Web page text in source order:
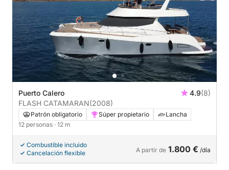
Puerto Calero 4.9(8)
FLASH CATAMARAN(2008)
Patrón obligatorio Súper propietario
Lancha
12 personas · 12 m
Combustible incluido
Cancelación flexible
A partir de 1.800 € /día